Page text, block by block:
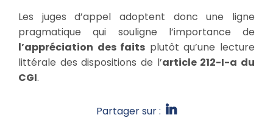
Les juges d’appel adoptent donc une ligne
pragmatique qui souligne l’importance de
l’appréciation des faits plutôt qu’une lecture
littérale des dispositions de l’article 212-I-a du
CGI.
Partager sur :